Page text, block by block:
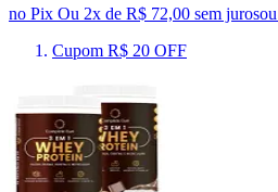
no Pix Ou 2x de R$ 72,00 sem jurosou
Cupom R$ 20 OFF